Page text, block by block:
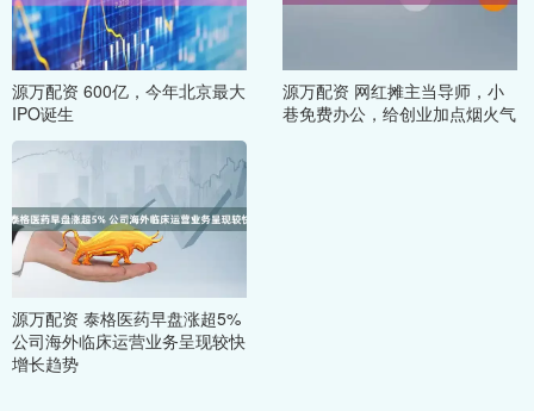
源万配资 600亿，今年北京最大
IPO诞生
源万配资 网红摊主当导师，小
巷免费办公，给创业加点烟火气
源万配资 泰格医药早盘涨超5%
公司海外临床运营业务呈现较快
增长趋势